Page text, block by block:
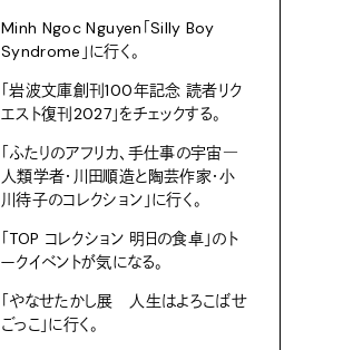
Minh Ngoc Nguyen「Silly Boy
Syndrome」に行く。
「岩波文庫創刊100年記念 読者リク
エスト復刊2027」をチェックする。
「ふたりのアフリカ、手仕事の宇宙―
人類学者・川田順造と陶芸作家・小
川待子のコレクション」に行く。
「TOP コレクション 明日の食卓」のト
ークイベントが気になる。
「やなせたかし展 人生はよろこばせ
ごっこ」に行く。